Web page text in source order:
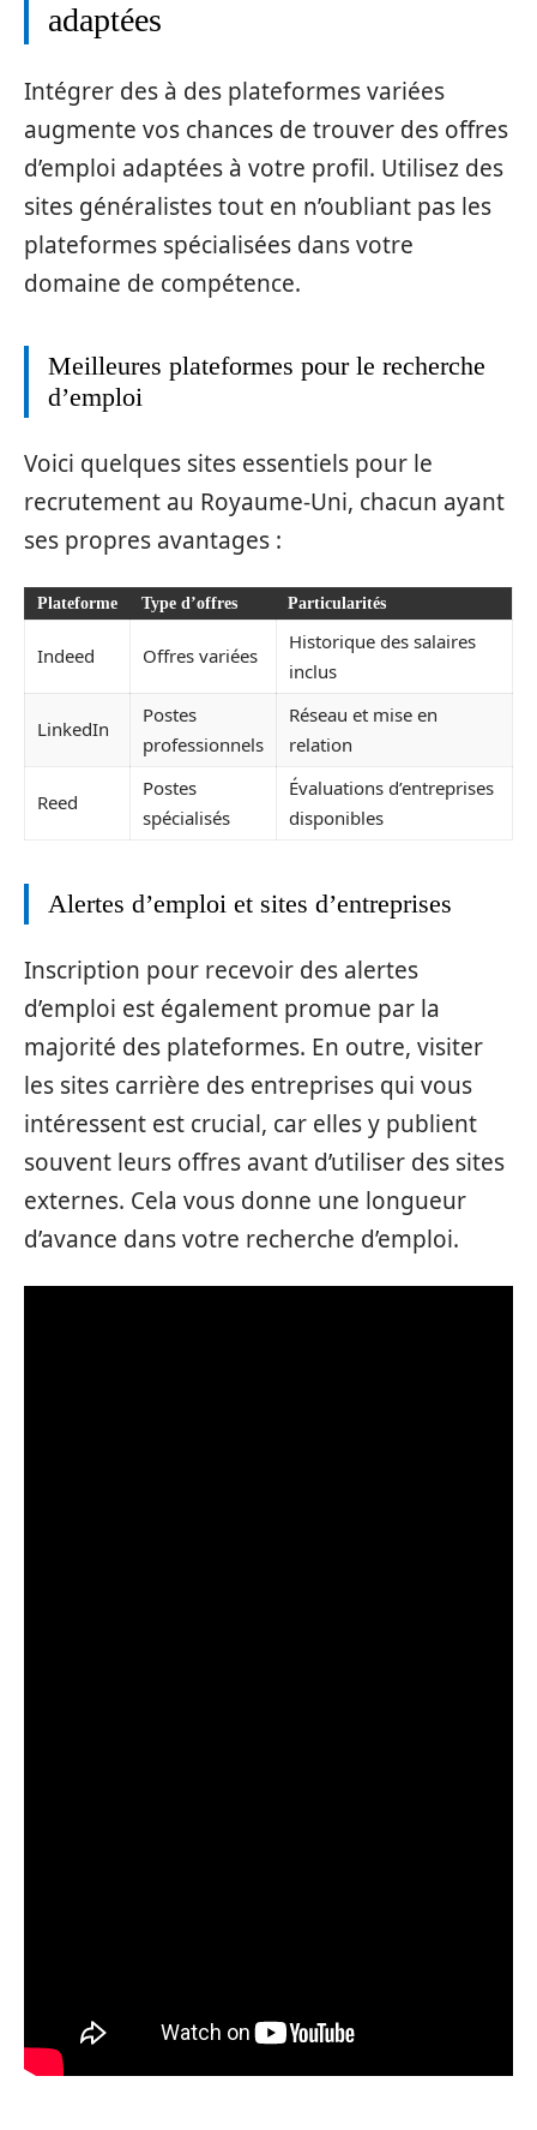
adaptées
Intégrer des à des plateformes variées
augmente vos chances de trouver des offres
d’emploi adaptées à votre profil. Utilisez des
sites généralistes tout en n’oubliant pas les
plateformes spécialisées dans votre
domaine de compétence.
Meilleures plateformes pour le recherche
d’emploi
Voici quelques sites essentiels pour le
recrutement au Royaume-Uni, chacun ayant
ses propres avantages :
Plateforme Type d’offres Particularités
Indeed Offres variées
Historique des salaires
inclus
LinkedIn
Postes
professionnels
Réseau et mise en
relation
Reed
Postes
spécialisés
Évaluations d’entreprises
disponibles
Alertes d’emploi et sites d’entreprises
Inscription pour recevoir des alertes
d’emploi est également promue par la
majorité des plateformes. En outre, visiter
les sites carrière des entreprises qui vous
intéressent est crucial, car elles y publient
souvent leurs offres avant d’utiliser des sites
externes. Cela vous donne une longueur
d’avance dans votre recherche d’emploi.